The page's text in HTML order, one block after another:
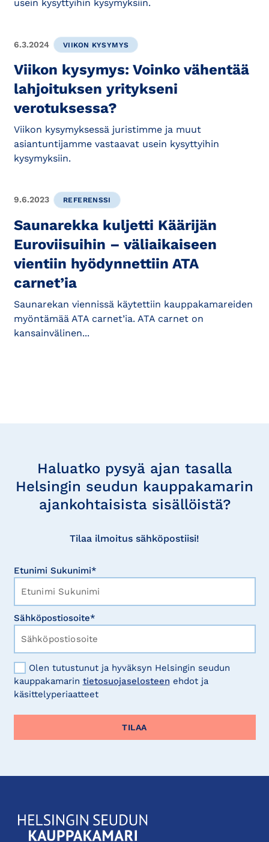
usein kysyttyihin kysymyksiin.
6.3.2024 VIIKON KYSYMYS
Viikon kysymys: Voinko vähentää
lahjoituksen yritykseni
verotuksessa?
Viikon kysymyksessä juristimme ja muut
asiantuntijamme vastaavat usein kysyttyihin
kysymyksiin.
9.6.2023 REFERENSSI
Saunarekka kuljetti Käärijän
Euroviisuihin – väliaikaiseen
vientiin hyödynnettiin ATA
carnet’ia
Saunarekan viennissä käytettiin kauppakamareiden
myöntämää ATA carnet’ia. ATA carnet on
kansainvälinen...
Haluatko pysyä ajan tasalla
Helsingin seudun kauppakamarin
ajankohtaisista sisällöistä?
Tilaa ilmoitus sähköpostiisi!
Etunimi Sukunimi*
Sähköpostiosoite*
Olen tutustunut ja hyväksyn Helsingin seudun
kauppakamarin tietosuojaselosteen ehdot ja
käsittelyperiaatteet
KauppakamariHelsingin
seudun